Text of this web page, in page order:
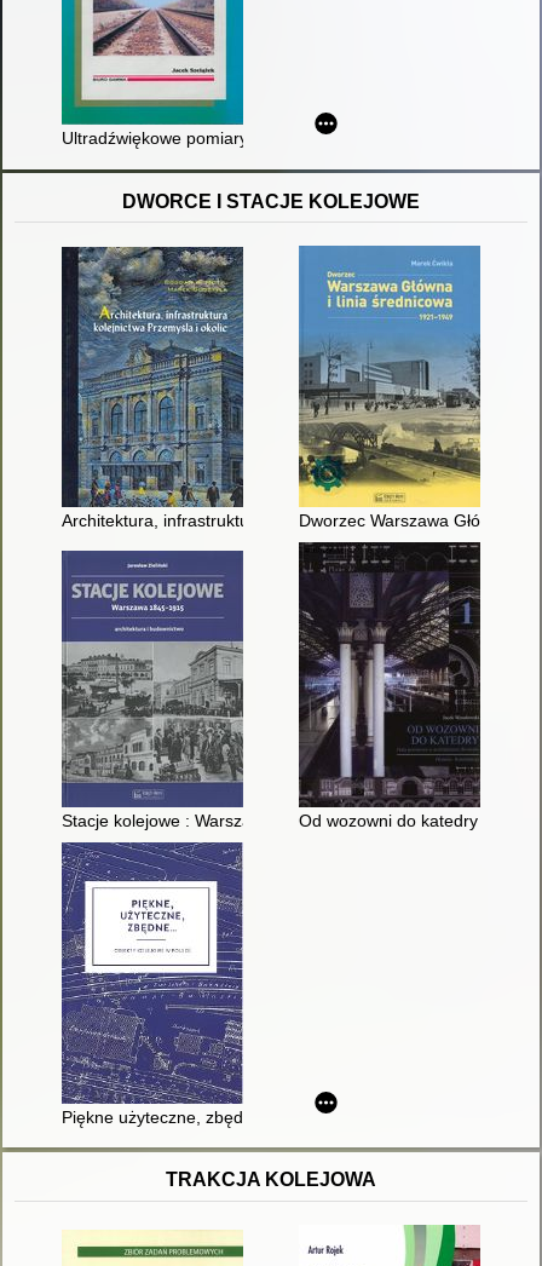
Ultradźwiękowe pomiary naprężeń w szynach kolejowych
DWORCE I STACJE KOLEJOWE
Architektura, infrastruktura kolejnictwa Przemyśla i okolic
Dworzec Warszawa Główna i
Stacje kolejowe : Warszawa 1845-1915 : architektura i
Od wozowni do katedry : hala
Piękne użyteczne, zbędne... : obiekty kolejowe w Polsce
TRAKCJA KOLEJOWA